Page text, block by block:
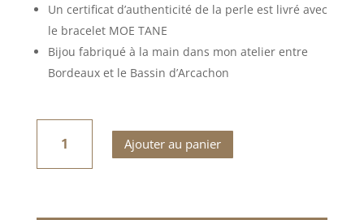
Un certificat d’authenticité de la perle est livré avec
le bracelet MOE TANE
Bijou fabriqué à la main dans mon atelier entre
Bordeaux et le Bassin d’Arcachon
quantité
BRACELET
MOE
Ajouter au panier